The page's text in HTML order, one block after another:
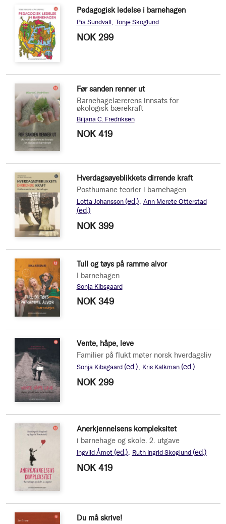
Pedagogisk ledelse i barnehagen
Pia Sundvall Tonje Skoglund
NOK 299
Før sanden renner ut
Barnehagelærerens innsats for
økologisk bærekraft
Biljana C. Fredriksen
NOK 419
Hverdagsøyeblikkets dirrende kraft
Posthumane teorier i barnehagen
Lotta Johansson (ed.) Ann Merete Otterstad
(ed.)
NOK 399
Tull og tøys på ramme alvor
I barnehagen
Sonja Kibsgaard
NOK 349
Vente, håpe, leve
Familier på flukt møter norsk hverdagsliv
Sonja Kibsgaard (ed.) Kris Kalkman (ed.)
NOK 299
Anerkjennelsens kompleksitet
i barnehage og skole. 2. utgave
Ingvild Åmot (ed.) Ruth Ingrid Skoglund (ed.)
NOK 419
Du må skrive!